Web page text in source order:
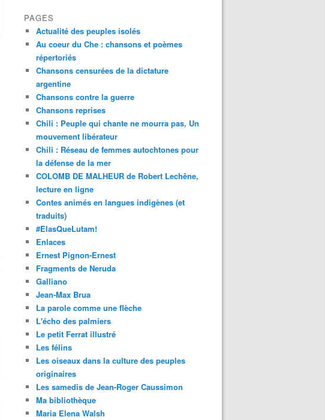
PAGES
Actualité des peuples isolés
Au coeur du Che : chansons et poèmes
répertoriés
Chansons censurées de la dictature
argentine
Chansons contre la guerre
Chansons reprises
Chili : Peuple qui chante ne mourra pas, Un
mouvement libérateur
Chili : Réseau de femmes autochtones pour
la défense de la mer
COLOMB DE MALHEUR de Robert Lechêne,
lecture en ligne
Contes animés en langues indigènes (et
traduits)
#ElasQueLutam!
Enlaces
Ernest Pignon-Ernest
Fragments de Neruda
Galliano
Jean-Max Brua
La parole comme une flèche
L'écho des palmiers
Le petit Ferrat illustré
Les félins
Les oiseaux dans la culture des peuples
originaires
Les samedis de Jean-Roger Caussimon
Ma bibliothèque
Maria Elena Walsh